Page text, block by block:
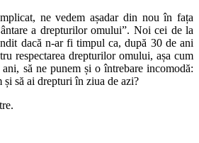
ne vedem așadar din nou în fața
a drepturilor omului”. Noi cei de la
dacă n-ar fi timpul ca, după 30 de ani
respectarea drepturilor omului, așa cum
să ne punem și o întrebare incomodă:
și să ai drepturi în ziua de azi?